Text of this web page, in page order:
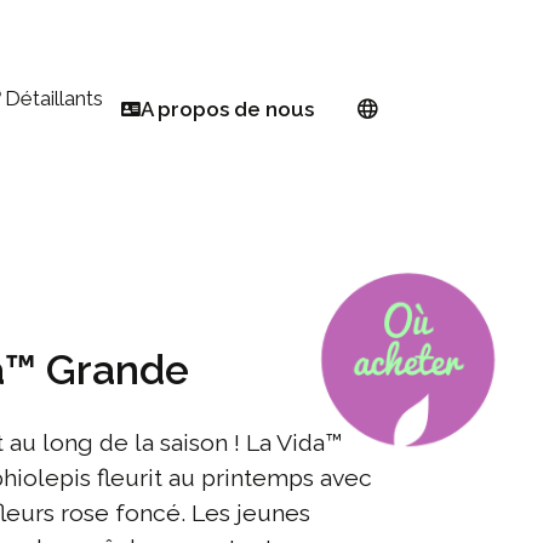
fleurs en toute simplicité
de l'automne
Détaillants A propos de nous
Devenir ambassadeur
Grande
long de la saison ! La Vida™
fleurit au printemps avec
rose foncé. Les jeunes